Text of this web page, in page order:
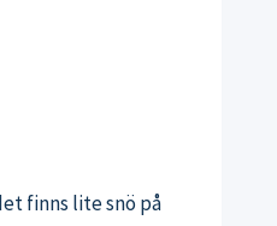
finns lite snö på